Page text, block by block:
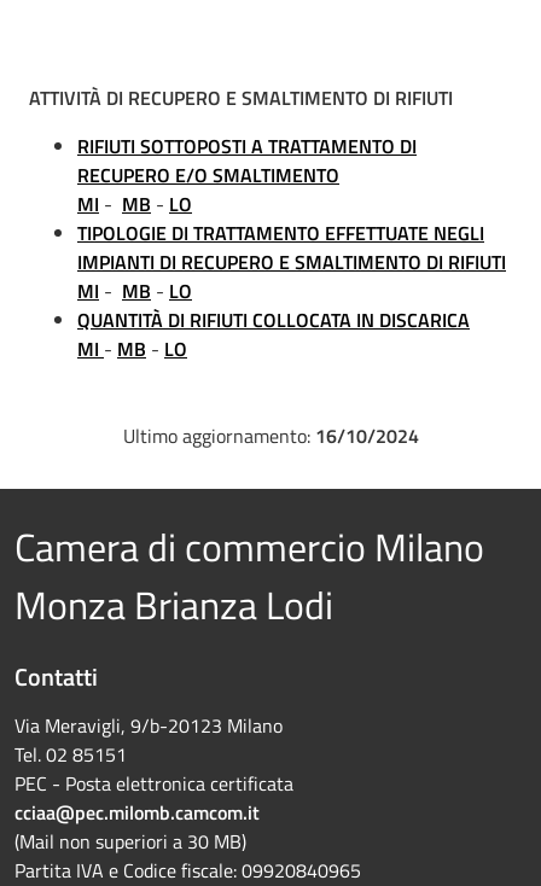
ATTIVITÀ DI RECUPERO E SMALTIMENTO DI RIFIUTI
RIFIUTI SOTTOPOSTI A TRATTAMENTO DI
RECUPERO E/O SMALTIMENTO
MI - MB - LO
TIPOLOGIE DI TRATTAMENTO EFFETTUATE NEGLI
IMPIANTI DI RECUPERO E SMALTIMENTO DI RIFIUTI
MI - MB - LO
QUANTITÀ DI RIFIUTI COLLOCATA IN DISCARICA
MI - MB - LO
Ultimo aggiornamento: 16/10/2024
Camera di commercio Milano
Monza Brianza Lodi
Contatti
Via Meravigli, 9/b-20123 Milano
Tel. 02 85151
PEC - Posta elettronica certificata
cciaa@pec.milomb.camcom.it
(Mail non superiori a 30 MB)
Partita IVA e Codice fiscale: 09920840965